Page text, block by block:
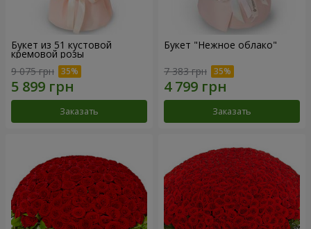
Букет из 51 кустовой
кремовой розы
9 075 грн
Заказать
Букет "Нежное облако"
7 383 грн
Заказать